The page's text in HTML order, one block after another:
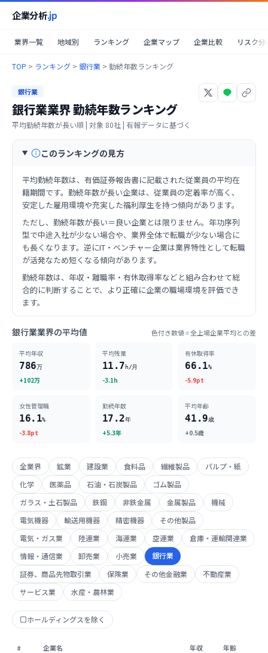
企業分析.jp
業界一覧 地域別 ランキング 企業マップ 企業比較 リスク分
TOP > ランキング > 銀行業 > 勤続年数ランキング
銀行業
銀行業業界勤続年数ランキング
平均勤続年数が長い順 | 対象 80社 | 有報データに基づく
このランキングの見方
平均勤続年数は、有価証券報告書に記載された従業員の平均在
籍期間です。勤続年数が長い企業は、従業員の定着率が高く、
安定した雇用環境や充実した福利厚生を持つ傾向があります。
ただし、勤続年数が長い＝良い企業とは限りません。年功序列
型で中途入社が少ない場合や、業界全体で転職が少ない場合に
も長くなります。逆にIT・ベンチャー企業は業界特性として転職
が活発なため短くなる傾向があります。
勤続年数は、年収・離職率・有休取得率などと組み合わせて総
合的に判断することで、より正確に企業の職場環境を評価でき
ます。
銀行業業界の平均値 色付き数値 = 全上場企業平均との差
平均年収
786万
+102万
平均残業
11.7h/月
-3.1h
有休取得率
66.1%
-5.9pt
女性管理職
16.1%
-3.8pt
勤続年数
17.2年
+5.3年
平均年齢
41.9歳
+0.5歳
全業界 鉱業 建設業 食料品 繊維製品
パルプ・紙
化学
医薬品 石油・石炭製品
ゴム製品
ガラス・土石製品
鉄鋼 非鉄金属 金属製品
機械
電気機器
輸送用機器 精密機器
その他製品
電気・ガス業
陸運業 海運業 空運業
倉庫・運輸関連業
情報・通信業
卸売業 小売業
銀行業
証券、商品先物取引業
保険業 その他金融業
不動産業
サービス業
水産・農林業
ホールディングスを除く
# 企業名 年収 年齢